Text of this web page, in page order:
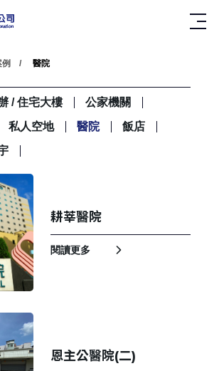
醫院
/ 住宅大樓
公家機關
私人空地 醫院
飯店
耕莘醫院
閱讀更多
恩主公醫院(二)